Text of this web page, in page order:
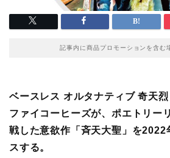
記事内に商品プロモーションを含む
ベースレス オルタナティブ 奇天
ファイコーヒーズが、ポエトリー
戦した意欲作「斉天大聖」を2022
スする。